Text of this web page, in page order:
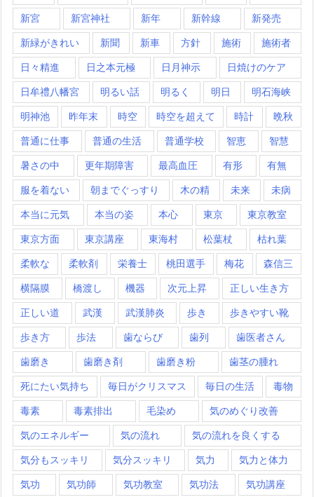
新宮 新宮神社 新年 新幹線 新発売
新緑がきれい 新聞 新車 方針 施術 施術者
日々精進 日之本元極 日月神示 日焼けのケア
日牟禮八幡宮 明るい話 明るく 明日 明石海峡
明神池 昨年末 時空 時空を超えて 時計 晩秋
普通に仕事 普通の生活 普通学校 智恵 智慧
暑さの中 更年期障害 最高血圧 有形 有無
服を着ない 朝までぐっすり 木の精 未来 未病
本当に元気 本当の姿 本心 東京 東京教室
東京方面 東京講座 東海村 松葉杖 枯れ葉
柔軟な 柔軟剤 栄養士 桃田選手 梅花 森信三
横隔膜 橋渡し 機器 次元上昇 正しい生き方
正しい道 武漢 武漢肺炎 歩き 歩きやすい靴
歩き方 歩法 歯ならび 歯列 歯医者さん
歯磨き 歯磨き剤 歯磨き粉 歯茎の腫れ
死にたい気持ち 毎日がクリスマス 毎日の生活 毒物
毒素 毒素排出 毛染め 気のめぐり改善
気のエネルギー 気の流れ 気の流れを良くする
気分もスッキリ 気分スッキリ 気力 気力と体力
気功 気功師 気功教室 気功法 気功講座